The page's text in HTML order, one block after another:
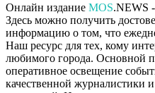
Онлайн издание MOS.NEWS
Здесь можно получить
информацию о том, что
Наш ресурс для тех, кому
любимого города. Основной
оперативное освещение
качественной журналистики